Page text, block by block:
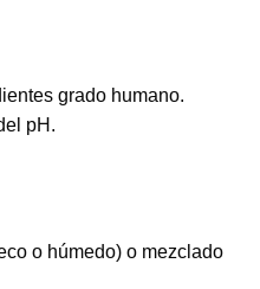
grado humano.
pH.
o húmedo) o mezclado